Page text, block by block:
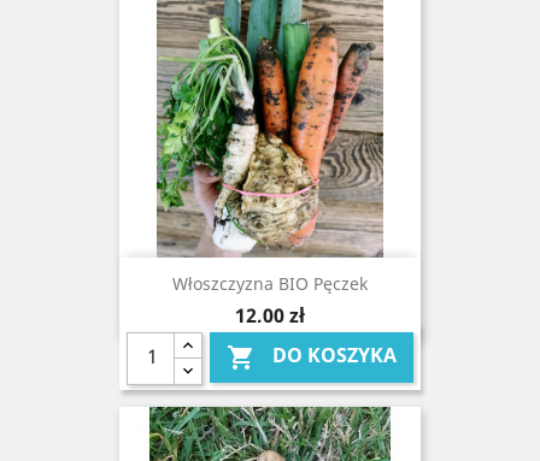
Włoszczyzna BIO Pęczek
Cena
12,00 zł
 DO KOSZYKA